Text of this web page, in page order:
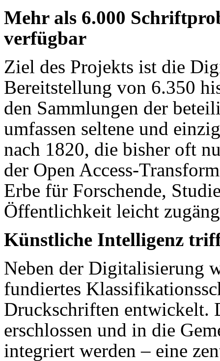
Mehr als 6.000
verfügbar
Ziel des Projekts ist die
Bereitstellung von 6.350
den Sammlungen der
umfassen seltene und
nach 1820, die bisher oft
der Open Access-
Erbe für Forschende,
Öffentlichkeit leicht
Künstliche Intelligenz
Neben der Digitalisierung
fundiertes
Druckschriften entwickelt.
erschlossen und in die
integriert werden – eine